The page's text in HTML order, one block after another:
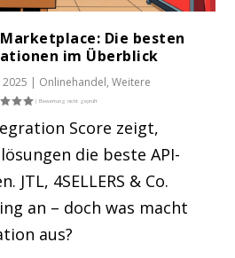
wird sicherer: Mehr
Die besten
im Überblick
2025 | Onlinehandel,Weitere
Score zeigt,
die beste API-
JTL, 4SELLERS & Co.
an – doch was macht
aus?